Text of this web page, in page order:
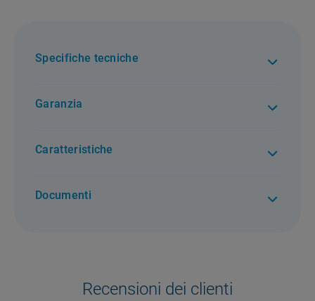
Specifiche tecniche
Garanzia
Caratteristiche
Documenti
Recensioni dei clienti